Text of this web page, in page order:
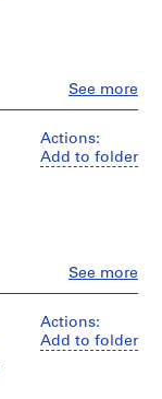
See more
Actions:
Add to folder
See more
Actions:
Add to folder